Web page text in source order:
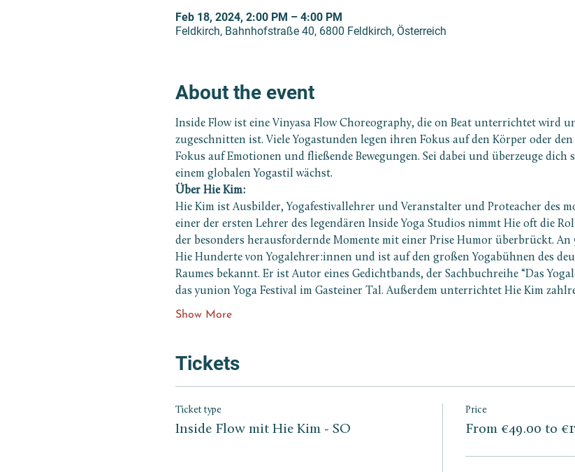
Feb 18, 2024, 2:00 PM – 4:00 PM
Feldkirch, Bahnhofstraße 40, 6800 Feldkirch, Österreich
About the event
Inside Flow ist eine Vinyasa Flow Choreography, die on Beat unterrichtet wird
zugeschnitten ist. Viele Yogastunden legen ihren Fokus auf den Körper oder
Fokus auf Emotionen und fließende Bewegungen. Sei dabei und überzeuge dich
einem globalen Yogastil wächst.
Über Hie Kim:
Hie Kim ist Ausbilder, Yogafestivallehrer und Veranstalter und Proteacher des
einer der ersten Lehrer des legendären Inside Yoga Studios nimmt Hie oft die
der besonders herausfordernde Momente mit einer Prise Humor überbrückt.
Hie Hunderte von Yogalehrer:innen und ist auf den großen Yogabühnen des
Raumes bekannt. Er ist Autor eines Gedichtbands, der Sachbuchreihe “Das
das yunion Yoga Festival im Gasteiner Tal. Außerdem unterrichtet Hie Kim
Show More
Tickets
Ticket type
Inside Flow mit Hie Kim - SO
Price
From €49.00 to